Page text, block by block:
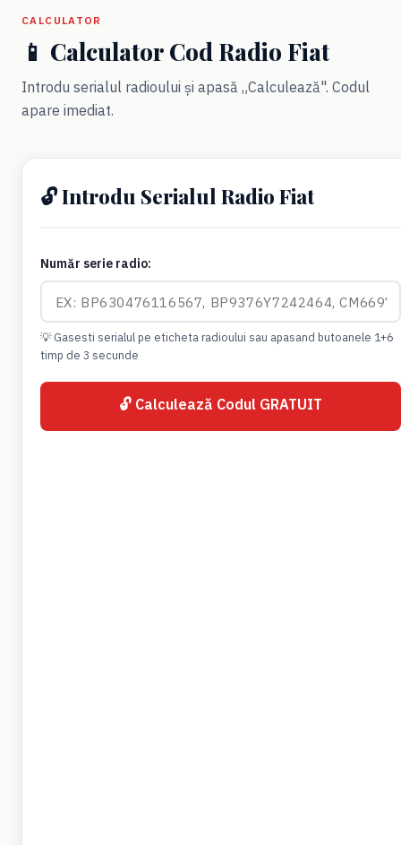
CALCULATOR
📱 Calculator Cod Radio Fiat
Introdu serialul radioului și apasă „Calculează". Codul
apare imediat.
🔓 Introdu Serialul Radio Fiat
Număr serie radio:
💡 Gasesti serialul pe eticheta radioului sau apasand butoanele 1+6
timp de 3 secunde
🔓 Calculează Codul GRATUIT